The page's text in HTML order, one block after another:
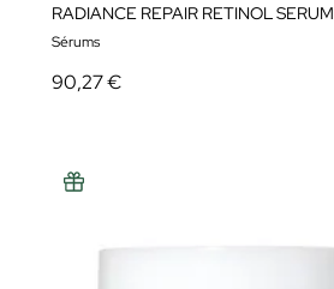
RADIANCE REPAIR RETINOL SERUM
Sérums
90,27 €